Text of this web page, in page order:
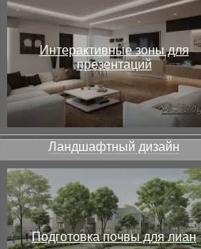
Интерактивные зоны для
презентаций
Ландшафтный дизайн
Подготовка почвы для лиан